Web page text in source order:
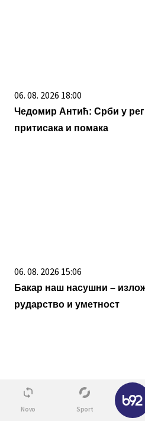
06. 08. 2026 18:00
Чедомир Антић: Срби у
притисака и помака
06. 08. 2026 15:06
Бакар наш насушни –
рударство и уметност
Novo Sport
✕